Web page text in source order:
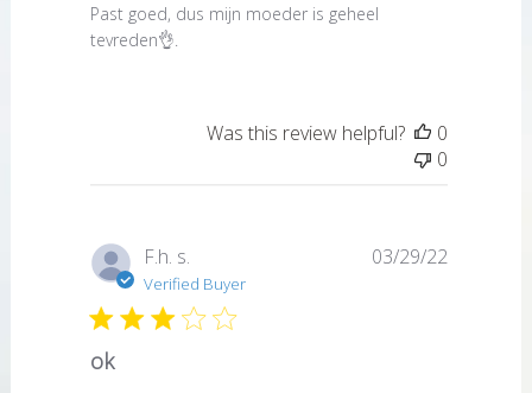
Past goed, dus mijn moeder is geheel
tevreden👌.
Was this review helpful?
0
0
F.h. s.
Verified Buyer
ok
Published
03/29/22